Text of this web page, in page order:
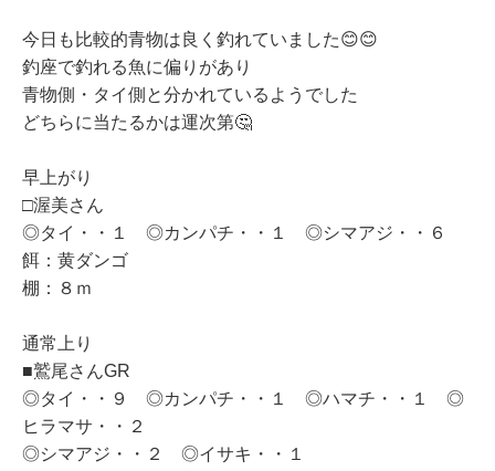
今日も比較的青物は良く釣れていました😊😊
釣座で釣れる魚に偏りがあり
青物側・タイ側と分かれているようでした
どちらに当たるかは運次第🤔
早上がり
□渥美さん
◎タイ・・１ ◎カンパチ・・１ ◎シマアジ・・６
餌：黄ダンゴ
棚：８ｍ
通常上り
■鷲尾さんGR
◎タイ・・９ ◎カンパチ・・１ ◎ハマチ・・１ ◎
ヒラマサ・・２
◎シマアジ・・２ ◎イサキ・・１